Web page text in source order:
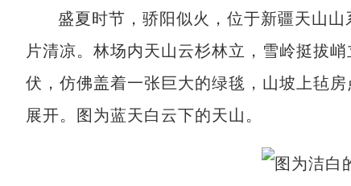
盛夏时节，骄阳似火，位于新疆天山
片清凉。林场内天山云杉林立，雪岭挺拔
伏，仿佛盖着一张巨大的绿毯，山坡上毡
展开。图为蓝天白云下的天山。